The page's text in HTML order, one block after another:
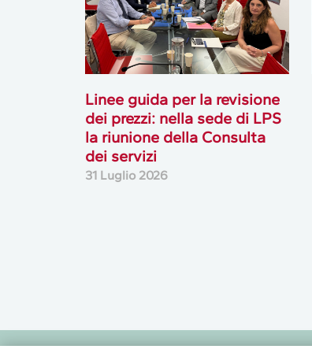
Linee guida per la revisione
dei prezzi: nella sede di LPS
la riunione della Consulta
dei servizi
31 Luglio 2026